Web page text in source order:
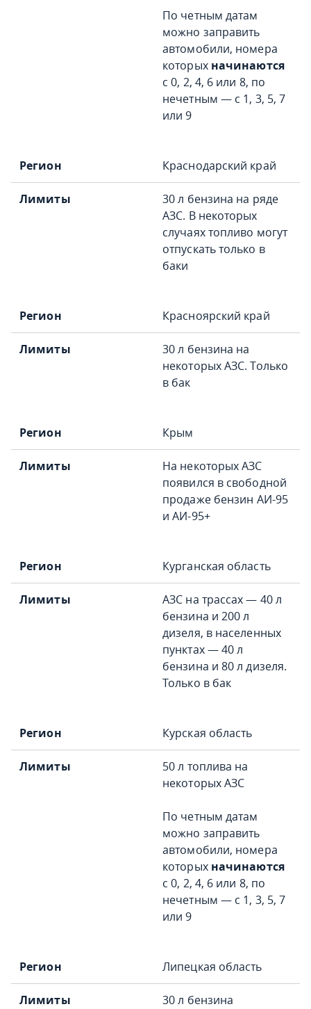
По четным датам
можно заправить
автомобили, номера
которых начинаются
с 0, 2, 4, 6 или 8, по
нечетным — с 1, 3, 5, 7
или 9
Краснодарский край
30 л бензина на ряде
АЗС. В некоторых
случаях топливо могут
отпускать только в
баки
Красноярский край
30 л бензина на
некоторых АЗС. Только
в бак
Крым
На некоторых АЗС
появился в свободной
продаже бензин АИ-95
и АИ-95+
Курганская область
АЗС на трассах — 40 л
бензина и 200 л
дизеля, в населенных
пунктах — 40 л
бензина и 80 л дизеля.
Только в бак
Курская область
50 л топлива на
некоторых АЗС
По четным датам
можно заправить
автомобили, номера
которых начинаются
с 0, 2, 4, 6 или 8, по
нечетным — с 1, 3, 5, 7
или 9
Липецкая область
30 л бензина